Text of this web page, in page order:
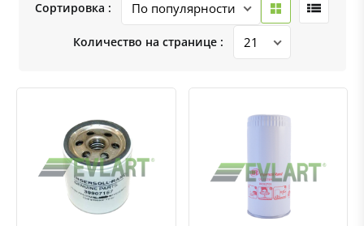
Сортировка :
Количество на странице :
Быстрый просмотрДобавить к сравнению Быстрый просмотрДобавить к сравнению